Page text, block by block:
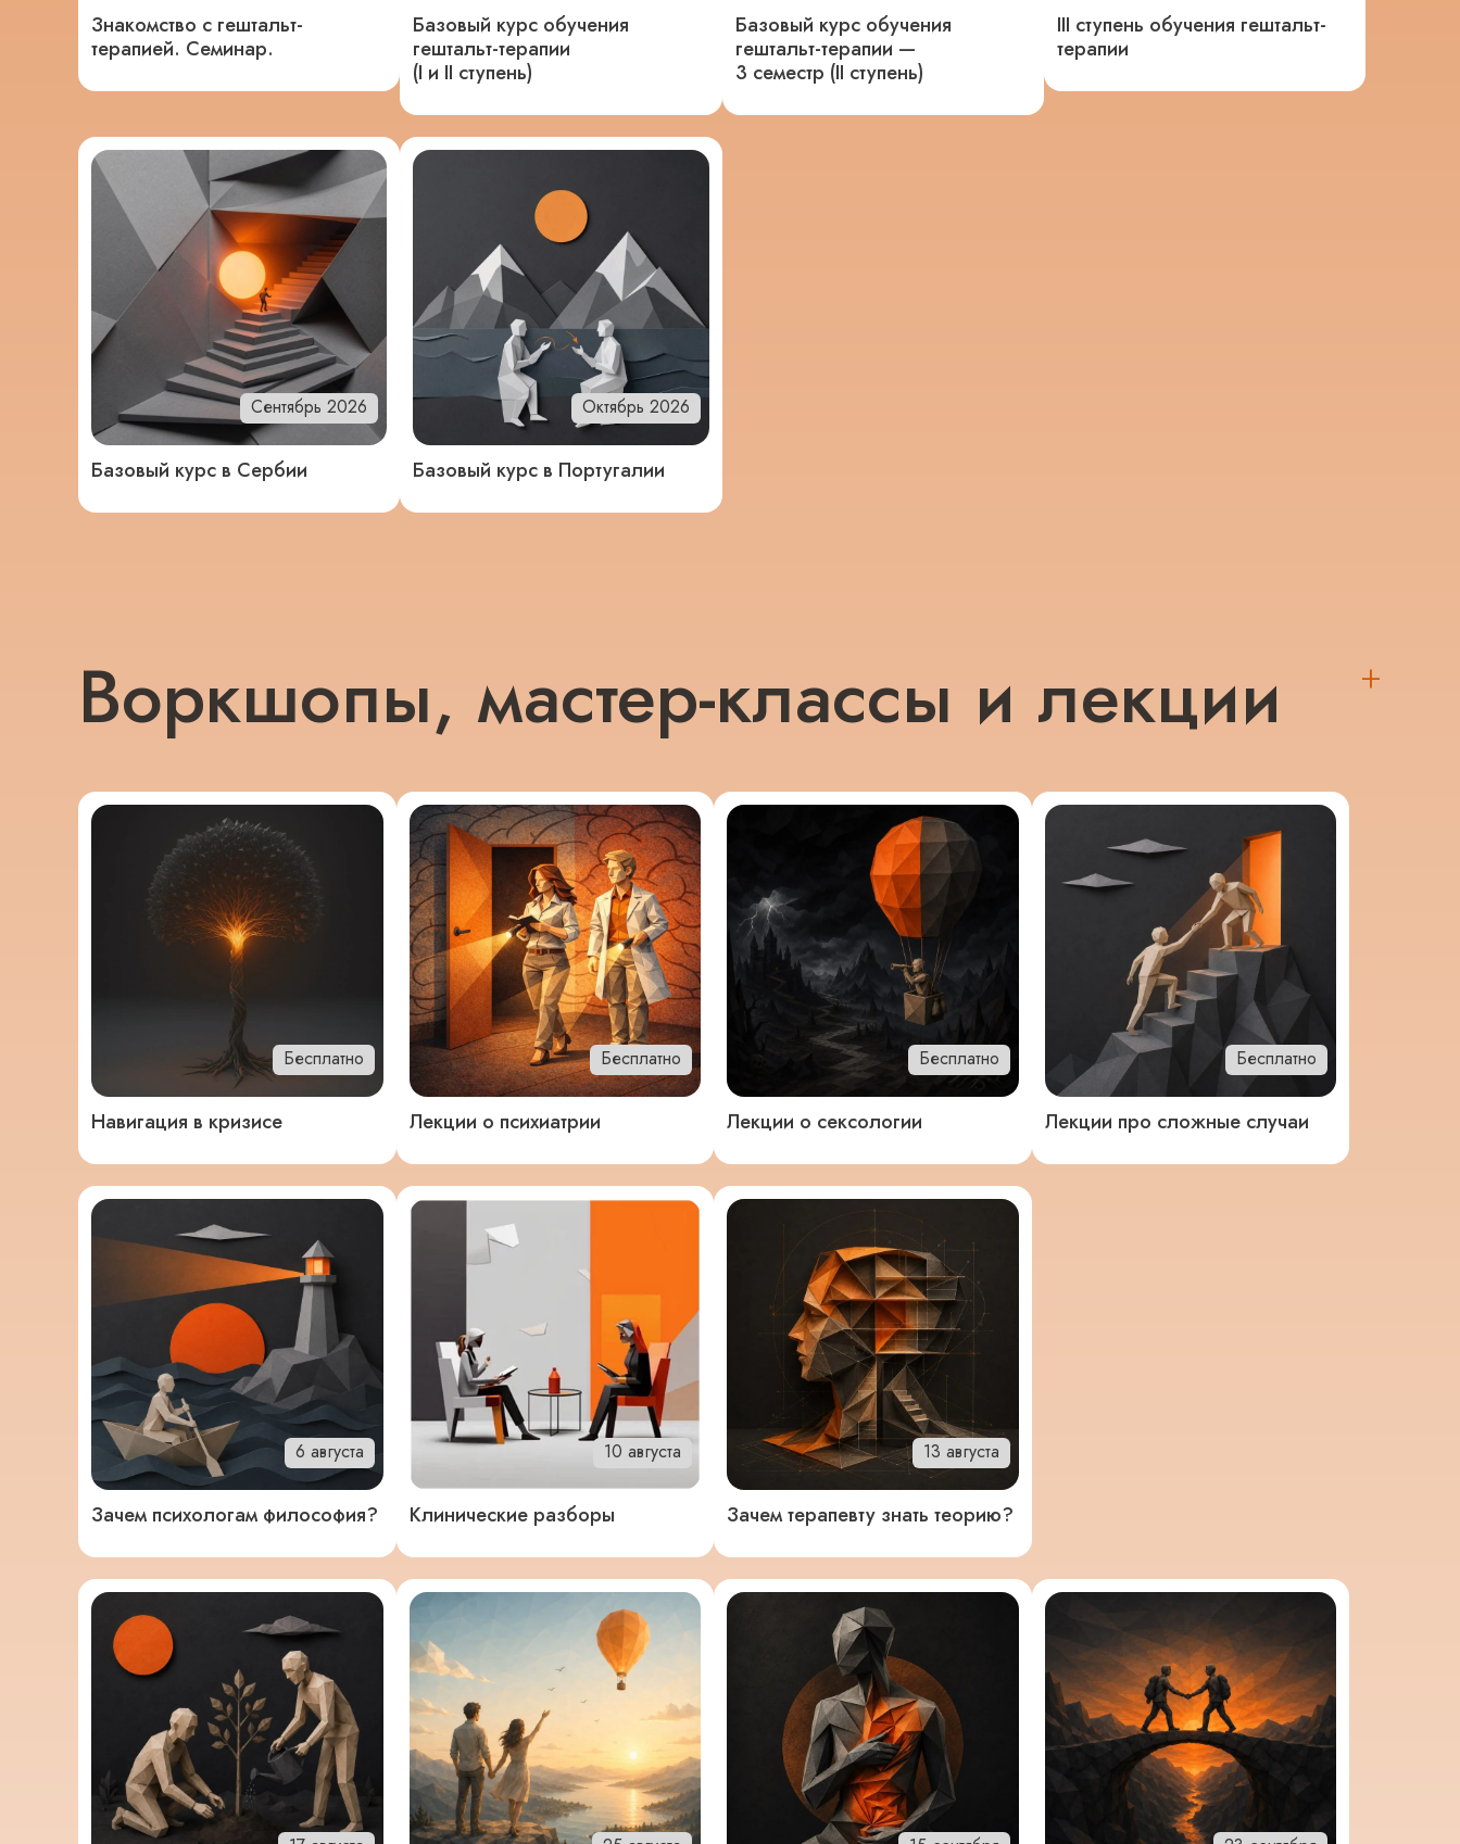
Знакомство с гештальт-
терапией. Семинар.
Базовый курс обучения
гештальт-терапии
(I и II ступень)
Базовый курс обучения
гештальт-терапии —
3 семестр (II ступень)
III ступень обучения гештальт-
терапии
Сентябрь 2026
Базовый курс в Сербии
Октябрь 2026
Базовый курс в Португалии
Воркшопы, мастер-классы и лекции
Бесплатно
Навигация в кризисе
Бесплатно
Лекции о психиатрии
Бесплатно
Лекции о сексологии
Бесплатно
Лекции про сложные случаи
6 августа
Зачем психологам философия?
10 августа
Клинические разборы
13 августа
Зачем терапевту знать теорию?